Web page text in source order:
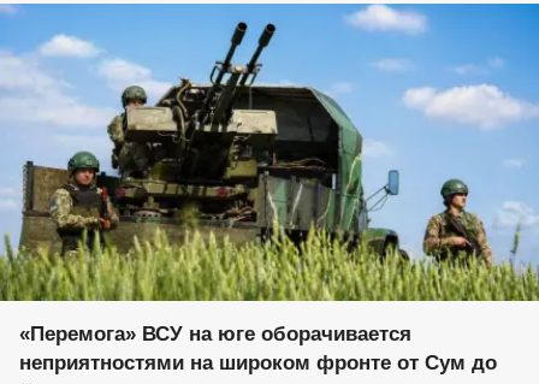
«Перемога» ВСУ на юге оборачивается
неприятностями на широком фронте от Сум до